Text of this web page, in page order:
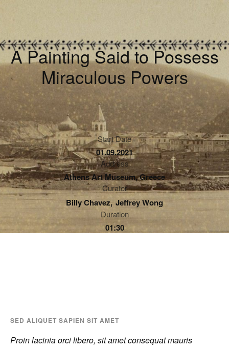
A Painting Said to Possess
Miraculous Powers
Start Date
01.09.2021
Address
Athens Art Museum, Greece
Curator
Billy Chavez Jeffrey Wong
Duration
01:30
SED ALIQUET SAPIEN SIT AMET
Proin lacinia orci libero, sit amet consequat mauris